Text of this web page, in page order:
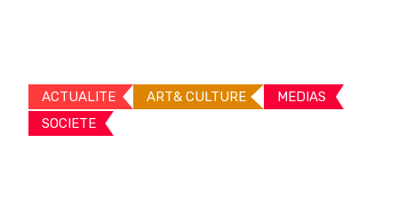
ACTUALITE ART& CULTURE
MEDIAS
SOCIETE